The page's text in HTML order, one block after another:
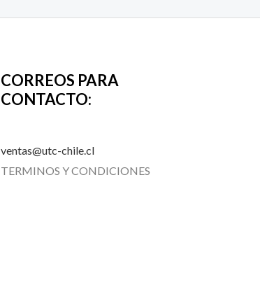
CORREOS PARA
CONTACTO:
ventas@utc-chile.cl
TERMINOS Y CONDICIONES